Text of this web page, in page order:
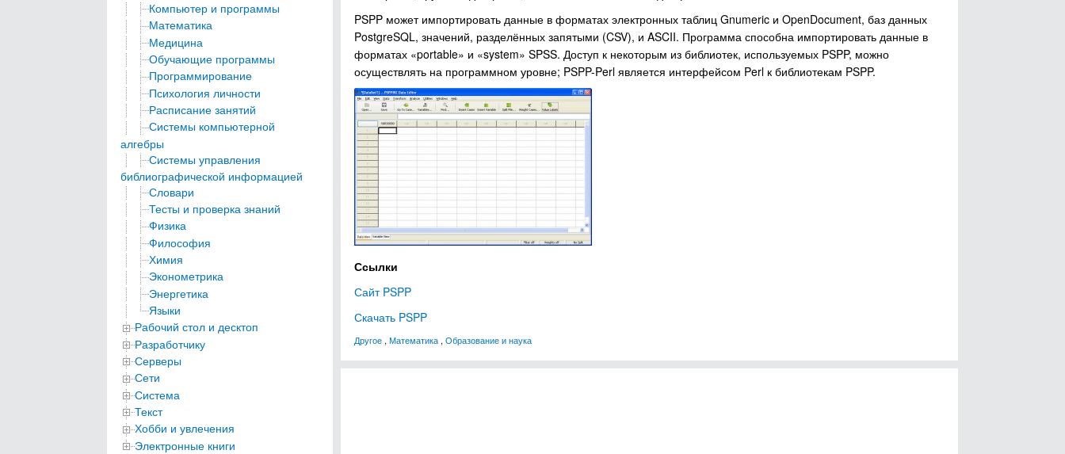
Компьютер и программы
Математика
Медицина
Обучающие программы
Программирование
Психология личности
Расписание занятий
Системы компьютерной
алгебры
Системы управления
библиографической информацией
Словари
Тесты и проверка знаний
Физика
Философия
Химия
Эконометрика
Энергетика
Языки
Рабочий стол и десктоп
Разработчику
Серверы
Сети
Система
Текст
Хобби и увлечения
Электронные книги
PSPP может импортировать данные в форматах электронных таблиц Gnumeric и OpenDocument, баз данных
PostgreSQL, значений, разделённых запятыми (CSV), и ASCII. Программа способна импортировать данные в
форматах «portable» и «system» SPSS. Доступ к некоторым из библиотек, используемых PSPP, можно
осуществлять на программном уровне; PSPP-Perl является интерфейсом Perl к библиотекам PSPP.
Ссылки
Сайт PSPP
Скачать PSPP
Другое , Математика , Образование и наука